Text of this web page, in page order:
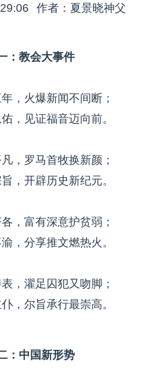
作者：夏景晓神父
：教会大事件
，火爆新闻不间断；
，见证福音迈向前。
，罗马首牧换新颜；
，开辟历史新纪元。
，富有深意护贫弱；
，分享推文燃热火。
，濯足囚犯又吻脚；
，尔旨承行最崇高。
：中国新形势